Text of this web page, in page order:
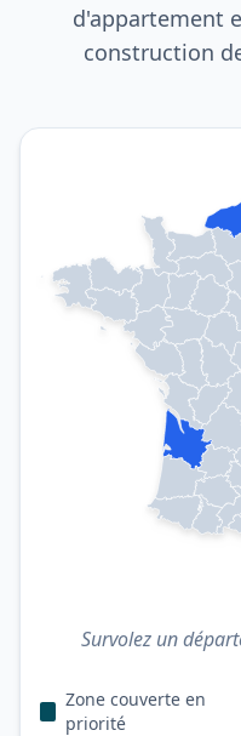
d'appartement
construction
Survolez un
Zone couverte en
priorité